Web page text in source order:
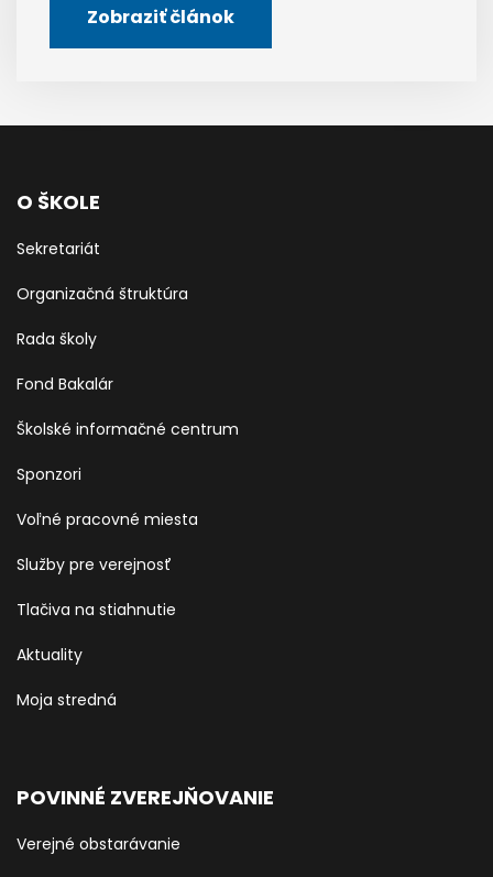
Zobraziť článok
O ŠKOLE
Sekretariát
Organizačná štruktúra
Rada školy
Fond Bakalár
Školské informačné centrum
Sponzori
Voľné pracovné miesta
Služby pre verejnosť
Tlačiva na stiahnutie
Aktuality
Moja stredná
POVINNÉ ZVEREJŇOVANIE
Verejné obstarávanie